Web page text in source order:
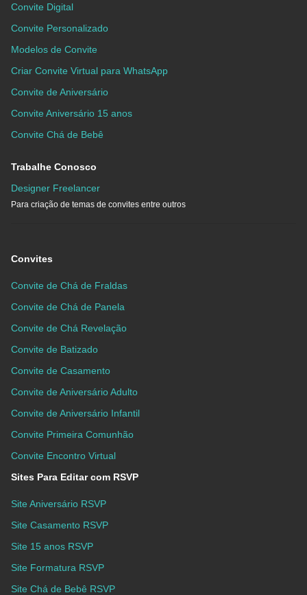
Convite Digital
Convite Personalizado
Modelos de Convite
Criar Convite Virtual para WhatsApp
Convite de Aniversário
Convite Aniversário 15 anos
Convite Chá de Bebê
Trabalhe Conosco
Designer Freelancer
Para criação de temas de convites entre outros
Convites
Convite de Chá de Fraldas
Convite de Chá de Panela
Convite de Chá Revelação
Convite de Batizado
Convite de Casamento
Convite de Aniversário Adulto
Convite de Aniversário Infantil
Convite Primeira Comunhão
Convite Encontro Virtual
Sites Para Editar com RSVP
Site Aniversário RSVP
Site Casamento RSVP
Site 15 anos RSVP
Site Formatura RSVP
Site Chá de Bebê RSVP